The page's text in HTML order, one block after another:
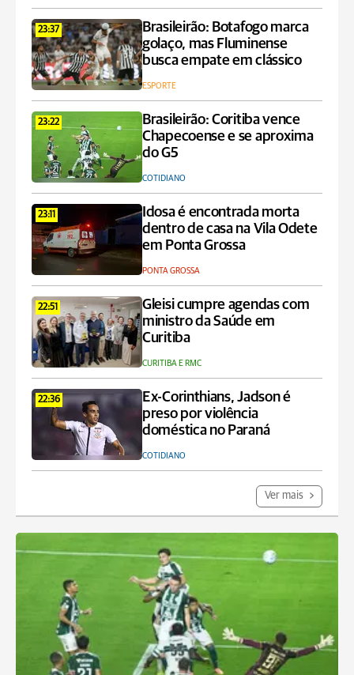
23:37
Brasileirão: Botafogo marca
golaço, mas Fluminense
busca empate em clássico
ESPORTE
23:22
Brasileirão: Coritiba vence
Chapecoense e se aproxima
do G5
COTIDIANO
23:11
Idosa é encontrada morta
dentro de casa na Vila Odete
em Ponta Grossa
PONTA GROSSA
22:51
Gleisi cumpre agendas com
ministro da Saúde em
Curitiba
CURITIBA E RMC
22:36
Ex-Corinthians, Jadson é
preso por violência
doméstica no Paraná
COTIDIANO
Ver mais